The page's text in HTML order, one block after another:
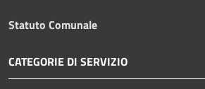
Statuto Comunale
CATEGORIE DI SERVIZIO